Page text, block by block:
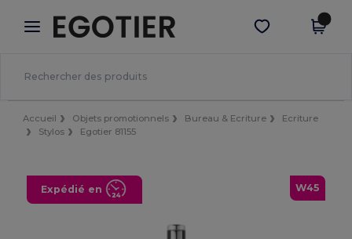
× Appli Egotier
Meilleurs prix sur l’app !
Obtenir l'appli
Accueil Objets promotionnels Bureau & Ecriture
Ecriture
Stylos
Egotier 81155
W45
Expédié en